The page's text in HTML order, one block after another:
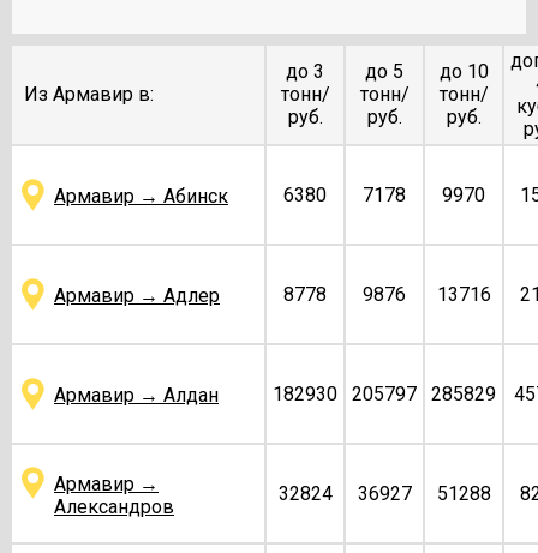
Из Армавир в:
до 3
тонн/
руб.
до 5
тонн/
руб.
до 10
тонн/
руб.
Армавир → Абинск 6380 7178 9970
Армавир → Адлер 8778 9876 13716
Армавир → Алдан 182930 205797 285829
Армавир →
Александров
32824 36927 51288